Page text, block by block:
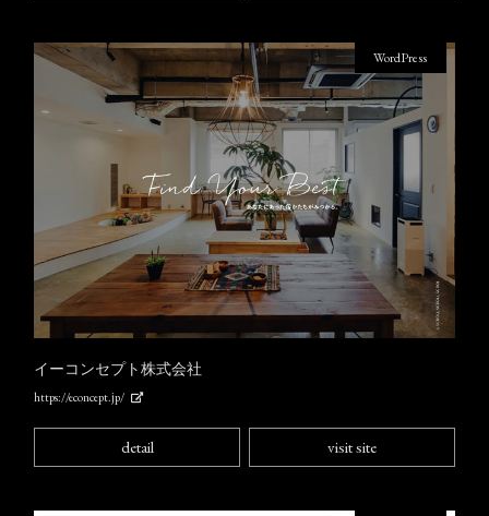
イーコンセプト株式会社
https://econcept.jp/
WordPress
detail visit site